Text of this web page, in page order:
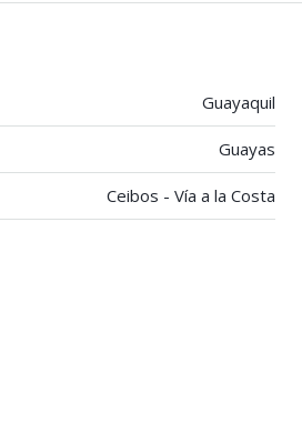
Guayaquil
Guayas
Ceibos - Vía a la Costa